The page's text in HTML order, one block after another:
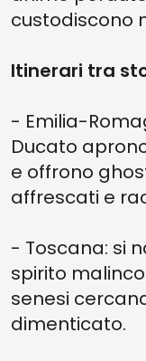
custodiscono
Itinerari tra
- Emilia-
Ducato
e offrono
affrescati e
- Toscana: si
spirito
senesi
dimenticato.